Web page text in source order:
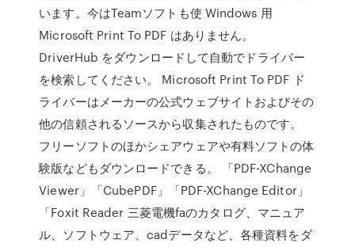
います。今はTeamソフトも使 Windows 用
Microsoft Print To PDF はありません。
DriverHub をダウンロードして自動でドライバー
を検索してください。 Microsoft Print To PDF ド
ライバーはメーカーの公式ウェブサイトおよびその
他の信頼されるソースから収集されたものです。
フリーソフトのほかシェアウェアや有料ソフトの体
験版などもダウンロードできる。 「PDF-XChange
Viewer」「CubePDF」「PDF-XChange Editor」
「Foxit Reader 三菱電機faのカタログ、マニュア
ル、ソフトウェア、cadデータなど、各種資料をダ